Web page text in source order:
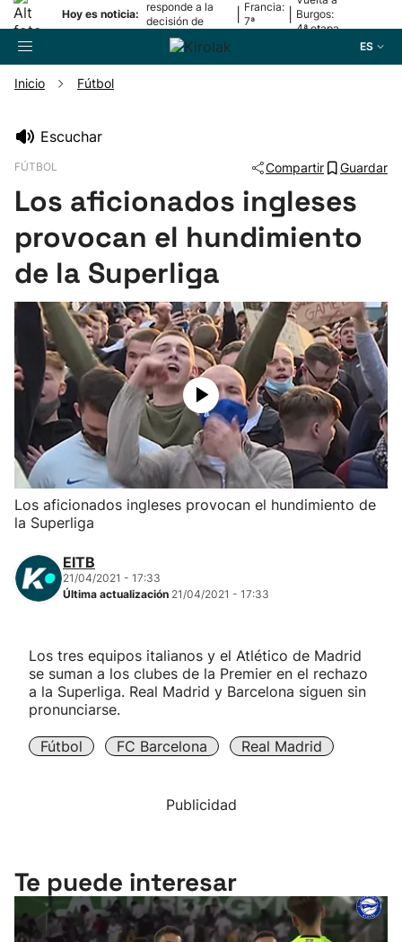
Hoy es noticia:
responde a la
decisión de
Oriamendi
Francia:
7ª
Burgos:
4ª etapa
ES
Pelota
Remo
Baloncesto
Ciclismo
Herri-kirolak
Balonmano
Kirolak 360
Atletismo
Más deportes
Inicio Fútbol
Escuchar
FÚTBOL Compartir Guardar
Los aficionados ingleses
provocan el hundimiento
de la Superliga
Los aficionados ingleses provocan el hundimiento de
la Superliga
EITB
21/04/2021 - 17:33
Última actualización 21/04/2021 - 17:33
Los tres equipos italianos y el Atlético de Madrid
se suman a los clubes de la Premier en el rechazo
a la Superliga. Real Madrid y Barcelona siguen sin
pronunciarse.
Fútbol FC Barcelona Real Madrid
Publicidad
Te puede interesar